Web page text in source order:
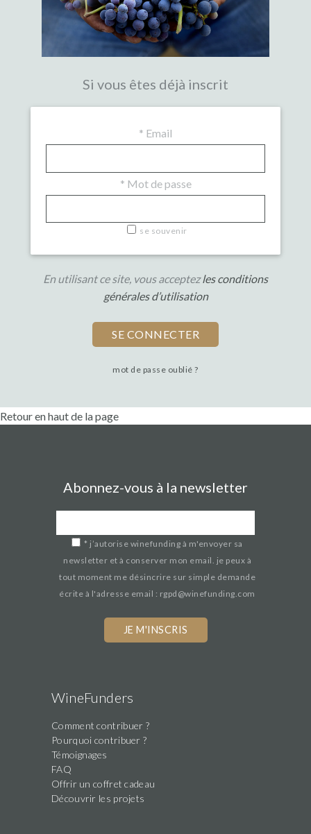
Si vous êtes déjà inscrit
* Email
* Mot de passe
se souvenir
En utilisant ce site, vous acceptezles conditions
générales d’utilisation
mot de passe oublié ?
Retour en haut de la page
Abonnez-vous à la newsletter
* j’autorise winefunding à m'envoyer sa
newsletter et à conserver mon email. je peux à
tout moment me désincrire sur simple demande
écrite à l'adresse email : rgpd@winefunding.com
WineFunders
Comment contribuer ?
Pourquoi contribuer ?
Témoignages
FAQ
Offrir un coffret cadeau
Découvrir les projets